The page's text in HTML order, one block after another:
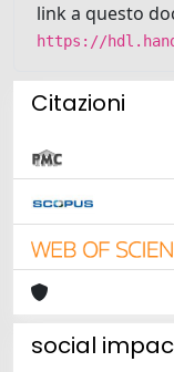
link a questo
https://
Citazioni
social